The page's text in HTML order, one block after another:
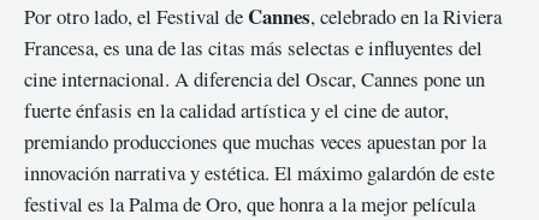
Por otro lado, el Festival deCannes, celebrado en la Riviera
Francesa, es una de las citas más selectas e influyentes del
cine internacional. A diferencia del Oscar, Cannes pone un
fuerte énfasis en la calidad artística y el cine de autor,
premiando producciones que muchas veces apuestan por la
innovación narrativa y estética. El máximo galardón de este
festival es la Palma de Oro, que honra a la mejor película